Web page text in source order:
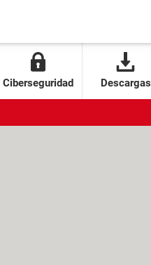
Ciberseguridad Descargas